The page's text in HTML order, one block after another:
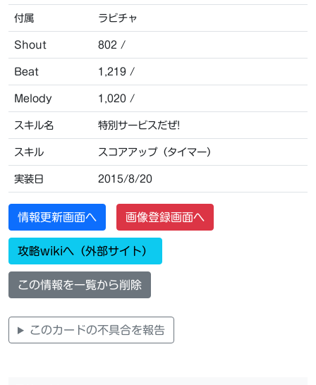
付属 ラビチャ
Shout 802 /
Beat 1,219 /
Melody 1,020 /
スキル名 特別サービスだぜ!
スキル スコアアップ（タイマー）
実装日 2015/8/20
情報更新画面へ 画像登録画面へ
攻略wikiへ（外部サイト）
この情報を一覧から削除
このカードの不具合を報告